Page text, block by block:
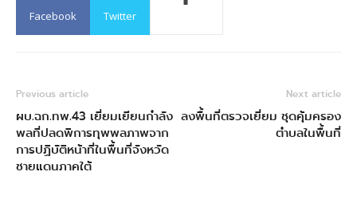
Facebook Twitter
Previous article
ผบ.ฉก.ทพ.43 เยี่ยมเยียนกำลัง
พลที่ปลดพิการทุพพลภาพจาก
การปฏิบัติหน้าที่ในพื้นที่จังหวัด
ชายแดนภาคใต้
Next article
ลงพื้นที่ตรวจเยี่ยม ชุดคุ้มครอง
ตำบลในพื้นที่